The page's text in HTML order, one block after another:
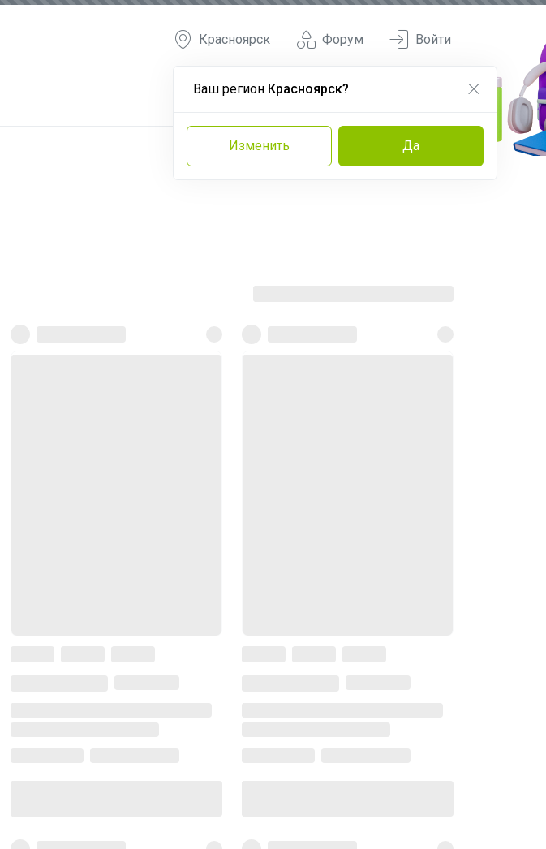
Форум
Красноярск
Ваш регион Красноярск?
Изменить Да
Войти